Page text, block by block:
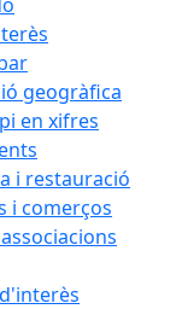
geogràfica
en xifres
i restauració
i comerços